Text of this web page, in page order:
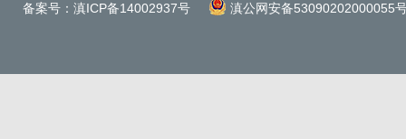
备案号：滇ICP备14002937号
滇公网安备53090202000055